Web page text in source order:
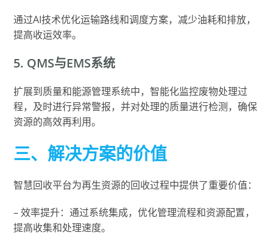
通过AI技术优化运输路线和调度方案，减少油耗和排放，
提高收运效率。
5. QMS与EMS系统
扩展到质量和能源管理系统中，智能化监控废物处理过
程，及时进行异常警报，并对处理的质量进行检测，确保
资源的高效再利用。
三、解决方案的价值
智慧回收平台为再生资源的回收过程中提供了重要价值：
– 效率提升：通过系统集成，优化管理流程和资源配置，
提高收集和处理速度。